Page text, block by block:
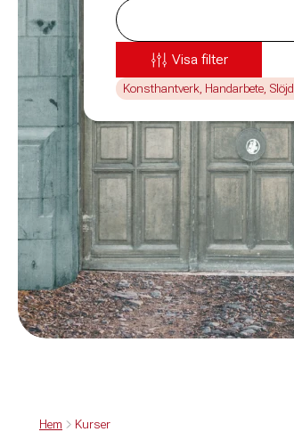
Visa filter
Konsthantverk, Handarbete, Slöjd
Hem Kurser